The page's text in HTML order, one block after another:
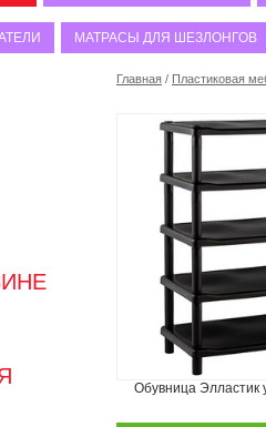
МАТРАСЫ ДЛЯ ШЕЗЛОНГОВ
Главная / Пластиковая
Обувница Элластик